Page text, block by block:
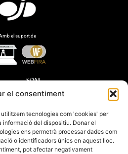
el consentiment
tecnologies com 'cookies' per
del dispositiu. Donar el
ens permetrà processar dades com
o identificadors únics en aquest lloc.
pot afectar negativament
el suport de